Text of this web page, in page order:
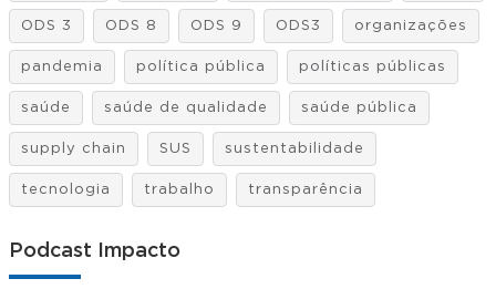
ODS 3 ODS 8 ODS 9 ODS3 organizações
pandemia política pública políticas públicas
saúde saúde de qualidade saúde pública
supply chain SUS sustentabilidade
tecnologia trabalho transparência
Podcast Impacto